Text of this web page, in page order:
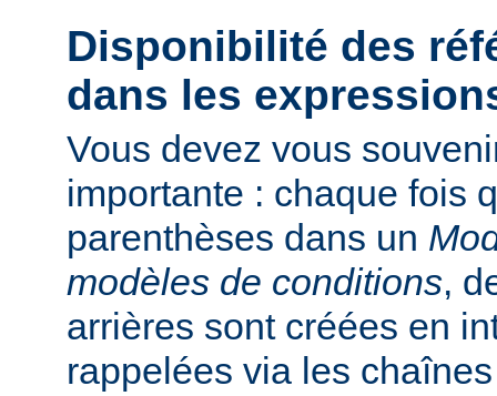
Disponibilité des
dans les
Vous devez vous
importante : chaque fois
parenthèses dans un
modèles de conditions,
arrières sont créées en
rappelées via les